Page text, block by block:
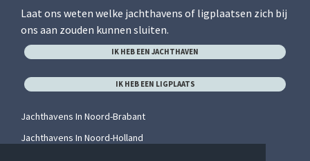
Laat ons weten welke jachthavens of ligplaatsen zich bij
ons aan zouden kunnen sluiten.
IK HEB EEN JACHTHAVEN
IK HEB EEN LIGPLAATS
Jachthavens In Noord-Brabant
Jachthavens In Noord-Holland